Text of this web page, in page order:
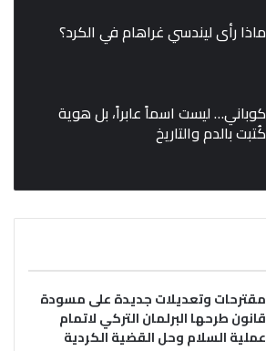
ماذا رأى ليندسي غراهام في الكرد؟
كوباني… ليست اسماً عابراً، بل هوية
كُتبت بالدم والتاريخ
مقترحات وتعديلات جديدة على مسودة
قانون طرحها البرلمان التركي لاتمام
عملية السلام وحل القضية الكردية